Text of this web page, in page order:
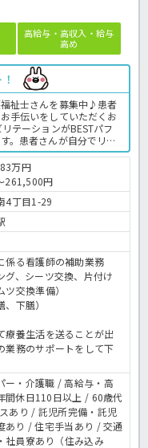
高給与・高収入・給与
高め
祉士さんを募集中♪患者
手伝いをしていただくお
テーションがBESTパフ
。患者さんが自分でリハ
イレ動作、歯磨き等）を
援しています。 患者さん
う、想いに寄り添い、課
共に考えております。安
。 病院での介護業務全般
万円
261,500円
4丁目1-29
係る看護師の補助業務
、シーツ交換、片付け
交換準備）
下膳）
療養生活を送ることが出
業務のサポートをして下
ー・介護職 / 高給与・高
間休日110日以上 / 60歳代
あり / 託児所完備・託児
あり / 住宅手当あり / 交通
社員寮あり（住み込み